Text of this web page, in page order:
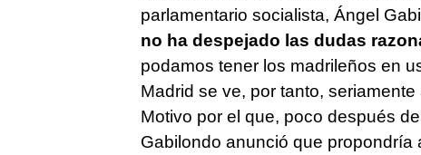
parlamentario socialista, Ángel
no ha despejado las dudas
podamos tener los madrileños en
Madrid se ve, por tanto,
Motivo por el que, poco después
Gabilondo anunció que propondría